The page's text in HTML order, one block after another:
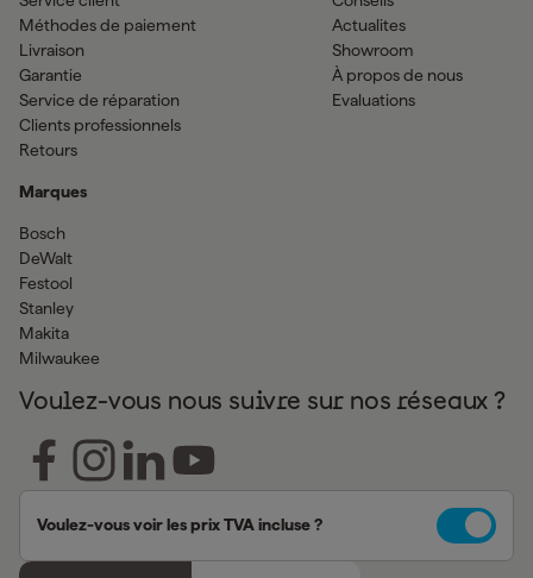
Méthodes de paiement
Livraison
Garantie
Service de réparation
Clients professionnels
Retours
Marques
Bosch
DeWalt
Festool
Stanley
Makita
Milwaukee
Actualites
Showroom
À propos de nous
Evaluations
Voulez-vous nous suivre sur nos réseaux ?
Voulez-vous voir les prix TVA incluse ?